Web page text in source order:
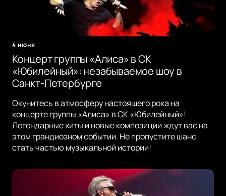
4 июня
Концерт группы «Алиса» в СК
«Юбилейный»: незабываемое шоу в
Санкт-Петербурге
Окунитесь в атмосферу настоящего рока на
концерте группы «Алиса» в СК «Юбилейный»!
Легендарные хиты и новые композиции ждут вас на
этом грандиозном событии. Не пропустите шанс
стать частью музыкальной истории!